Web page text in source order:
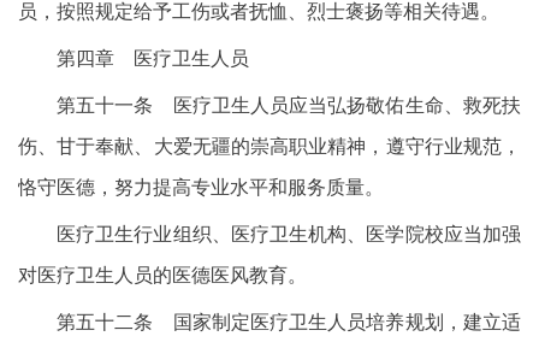
员，按照规定给予工伤或者抚恤、烈士褒扬等相关待遇。
第四章 医疗卫生人员
第五十一条 医疗卫生人员应当弘扬敬佑生命、救死扶
伤、甘于奉献、大爱无疆的崇高职业精神，遵守行业规范，
恪守医德，努力提高专业水平和服务质量。
医疗卫生行业组织、医疗卫生机构、医学院校应当加强
对医疗卫生人员的医德医风教育。
第五十二条 国家制定医疗卫生人员培养规划，建立适